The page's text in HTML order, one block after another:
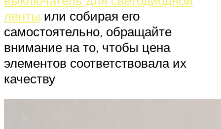
ленты или собирая его
самостоятельно, обращайте
внимание на то, чтобы цена
элементов соответствовала их
качеству